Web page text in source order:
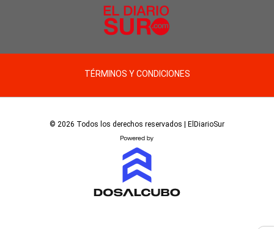
TÉRMINOS Y CONDICIONES
© 2026 Todos los derechos reservados | ElDiarioSur